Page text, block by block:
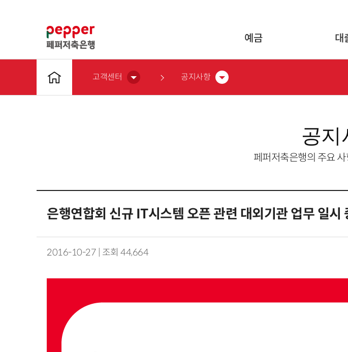
예금 대
고객센터 공지사항
공지
페퍼저축은행의 주요
은행연합회 신규 IT시스템 오픈 관련 대외기관 업무 일시
2016-10-27 | 조회 44,664